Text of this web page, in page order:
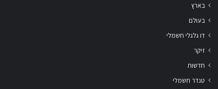
בארץ
בעולם
דו גלגלי חשמלי
זיקר
חדשות
טנדר חשמלי